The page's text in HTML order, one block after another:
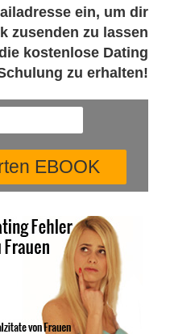
ein, um dir
zusenden zu lassen
kostenlose Dating
zu erhalten!